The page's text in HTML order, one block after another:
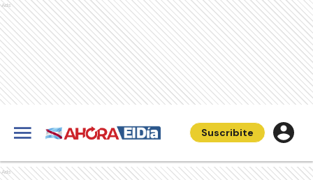
Ads
Suscribite
Ads